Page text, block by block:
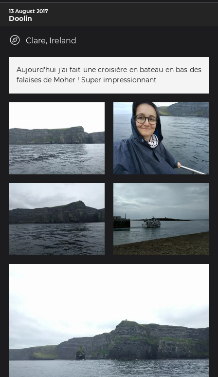
13 August 2017
Doolin
Clare, Ireland
Aujourd'hui j'ai fait une croisière en bateau en bas des
falaises de Moher ! Super impressionnant